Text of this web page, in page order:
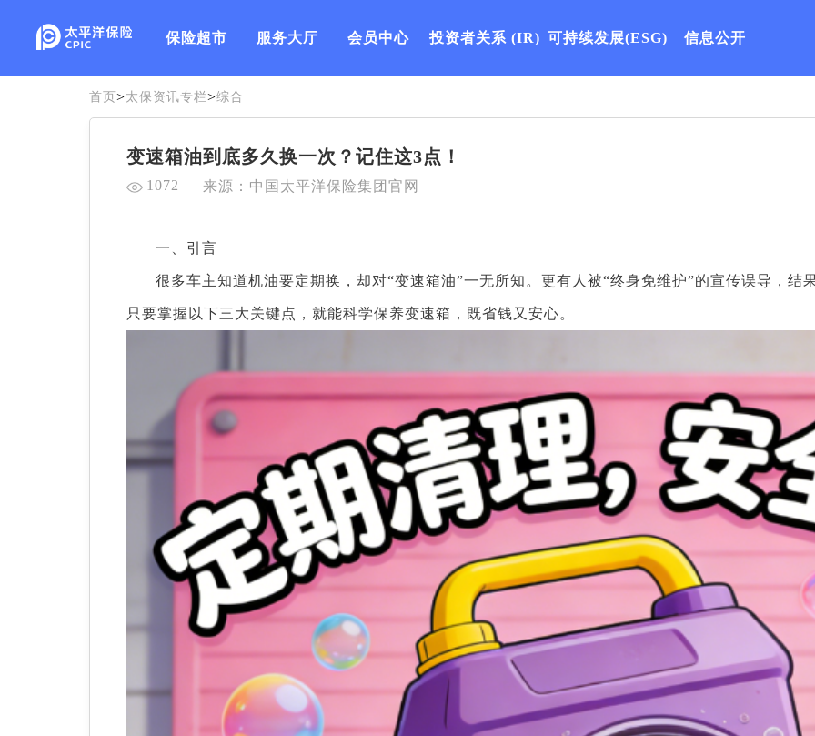
保险超市 服务大厅 会员中心 投资者关系 (IR) 可持续发展(ESG) 信息公开
首页>太保资讯专栏>综合
变速箱油到底多久换一次？记住这3点！
1072 来源：中国太平洋保险集团官网
一、引言
很多车主知道机油要定期换，却对“变速箱油”一无所知。更有人被“终身免维护”的宣传误导，结
只要掌握以下三大关键点，就能科学保养变速箱，既省钱又安心。